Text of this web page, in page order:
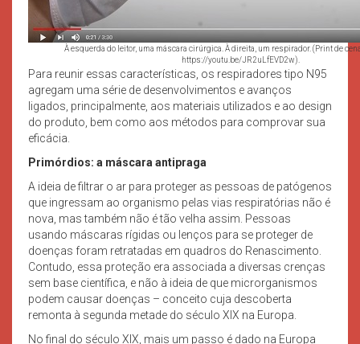
À esquerda do leitor, uma máscara cirúrgica. À direita, um respirador. (Print de
https://youtu.be/JR2uLfEVD2w).
Para reunir essas características, os respiradores tipo N95
agregam uma série de desenvolvimentos e avanços
ligados, principalmente, aos materiais utilizados e ao design
do produto, bem como aos métodos para comprovar sua
eficácia.
Primórdios: a máscara antipraga
A ideia de filtrar o ar para proteger as pessoas de patógenos
que ingressam ao organismo pelas vias respiratórias não é
nova, mas também não é tão velha assim. Pessoas
usando máscaras rígidas ou lenços para se proteger de
doenças foram retratadas em quadros do Renascimento.
Contudo, essa proteção era associada a diversas crenças
sem base científica, e não à ideia de que microrganismos
podem causar doenças – conceito cuja descoberta
remonta à segunda metade do século XIX na Europa.
No final do século XIX, mais um passo é dado na Europa